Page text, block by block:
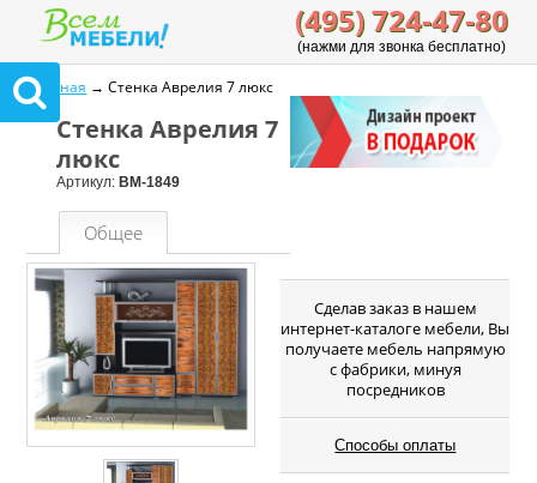
(495) 724-47-80
(нажми для звонка бесплатно)
Главная → Стенка Аврелия 7 люкс
Стенка Аврелия 7
люкс
Артикул: ВМ-1849
Общее
Cделав заказ в нашем
интернет-каталоге мебели, Вы
получаете мебель напрямую
с фабрики, минуя
посредников
Способы оплаты